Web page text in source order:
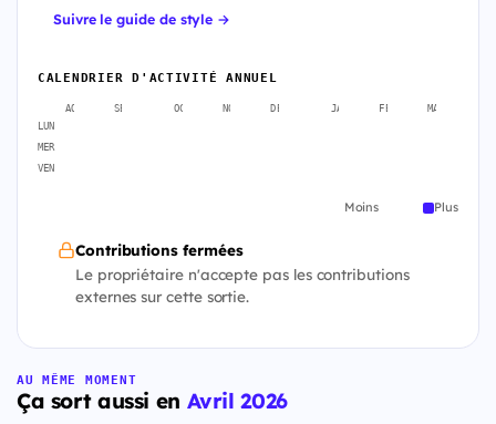
Suivre le guide de style →
CALENDRIER D'ACTIVITÉ ANNUEL
AOÛT SEPT. OCT. NOV. DÉC. JANV. FÉVR. MARS
LUN
MER
VEN
Moins Plus
Contributions fermées
Le propriétaire n'accepte pas les contributions
externes sur cette sortie.
AU MÊME MOMENT
Ça sort aussi en Avril 2026